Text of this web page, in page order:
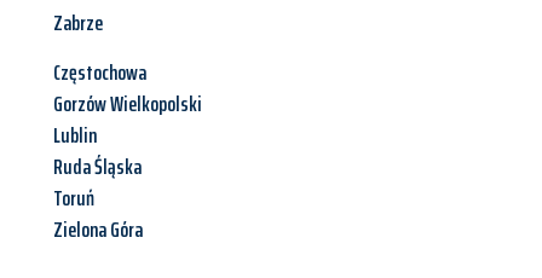
Zabrze
Częstochowa
Gorzów Wielkopolski
Lublin
Ruda Śląska
Toruń
Zielona Góra